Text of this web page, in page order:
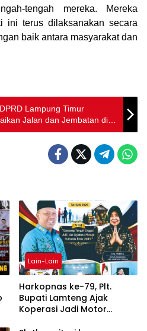
tengah mereka. Mereka
ini terus dilaksanakan secara
baik antara masyarakat dan
Lampung Timur
Jalan dan Jembatan di
Lain-Lain
Harkopnas ke-79, Plt.
Bupati Lamteng Ajak
Koperasi Jadi Motor